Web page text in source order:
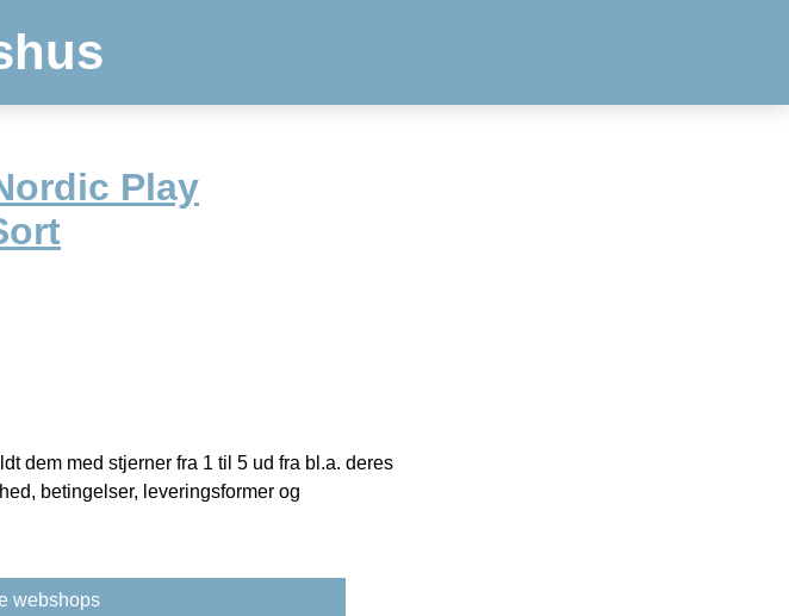
Play
dem med stjerner fra 1 til 5 ud fra bl.a. deres
betingelser, leveringsformer og
webshops